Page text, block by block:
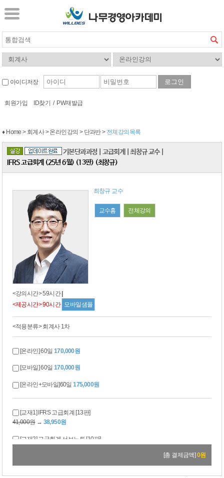
아이디저장
회원가입 ID찾기 / PW재발급
♦ Home > 회계사 > 온라인강의 > 단과반 > 전체강의목록
기본단과과정 고급회계 최창규 교수
IFRS 고급회계 (25년 6월) (13판) (최창규)
최창규 교수
교수홈 전체강의
<강의시간> 59시간
<제공시간> 90시간 모바일샘플
<적용분류> 회계사 1차
[온라인] 60일170,000원
[모바일] 60일170,000원
[온라인+모바일]60일175,000원
[교재1] IFRS 고급회계 [13판]
41,000원→ 38,950원
[교재2] 고급회계 서브노트 [10판]
[총 결제금액] 0원